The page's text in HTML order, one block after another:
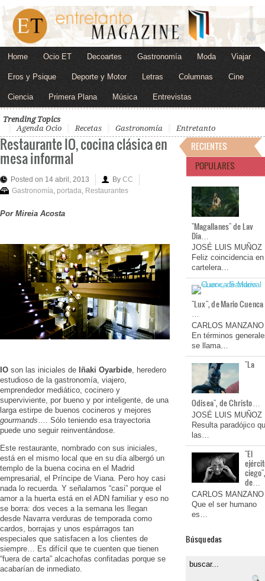
Home Ocio ET Decoartes Gastronomía Moda Viajar
Eros y Psique Deporte y Motor Letras Columnas Cine
Ciencia Primera Plana Música Entrevistas
Trending Topics
Agenda Ocio
Recetas Gastronomía Entretanto
Restaurante IO, cocina clásica en
mesa informal
Posted on 14 abril, 2013 By CC
Gastronomía portada Restaurantes
Por Mireia Acosta
IO son las iniciales de Iñaki Oyarbide , heredero
estudioso de la gastronomía, viajero,
emprendedor mediático, cocinero y
superviviente, por bueno y por inteligente, de una
larga estirpe de buenos cocineros y mejores
gourmands …. Sólo teniendo esa trayectoria
puede uno seguir reinventándose.
Este restaurante, nombrado con sus iniciales,
está en el mismo local que en su día albergó un
templo de la buena cocina en el Madrid
empresarial, el Príncipe de Viana. Pero hoy casi
nada lo recuerda. Y señalamos “casi” porque el
amor a la huerta está en el ADN familiar y eso no
se borra: dos veces a la semana les llegan
desde Navarra verduras de temporada como
cardos, borrajas y unos espárragos tan
especiales que satisfacen a los clientes de
siempre… Es difícil que te cuenten que tienen
“fuera de carta” alcachofas confitadas porque se
acabarían de inmediato.
RECIENTES
POPULARES
"Magallanes" de Lav
Dia…
JOSÉ LUIS MUÑOZ
Feliz coincidencia en
cartelera…
"Lux", de Mario Cuenca
…
CARLOS MANZANO
En términos
se llama…
"La
Odisea", de Christo…
JOSÉ LUIS MUÑOZ
Resulta paradójico
las…
"El
de…
CARLOS MANZANO
Que el ser humano
es…
Búsquedas